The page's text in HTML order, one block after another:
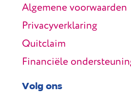
Algemene voorwaarden
Privacyverklaring
Quitclaim
Financiële
Volg ons